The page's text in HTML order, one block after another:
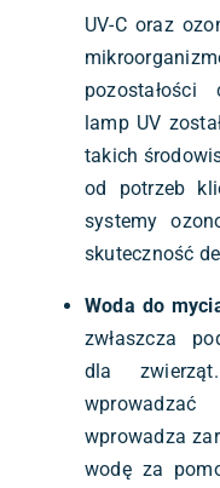
UV-C oraz
pozostałości
lamp UV
takich
od potrzeb
systemy
skuteczność
Woda do
zwłaszcza
dla
wprowadza
wodę za